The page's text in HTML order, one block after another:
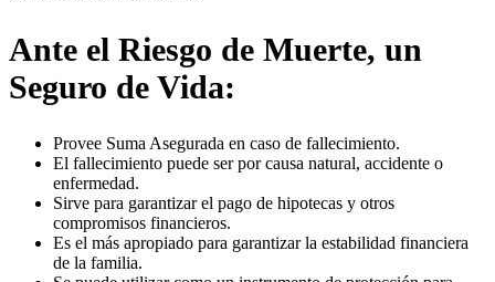
Ante el Riesgo de Muerte, un
Seguro de Vida:
Provee Suma Asegurada en caso de fallecimiento.
El fallecimiento puede ser por causa natural, accidente o
enfermedad.
Sirve para garantizar el pago de hipotecas y otros
compromisos financieros.
Es el más apropiado para garantizar la estabilidad financiera
de la familia.